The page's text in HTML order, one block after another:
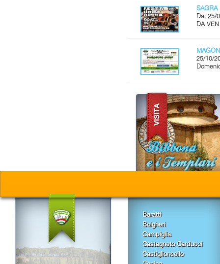
SAGRA
Dal 25/
DA
25/10/
Baratti
Bolgheri
Campiglia
Castagneto Carducci
Castiglioncello